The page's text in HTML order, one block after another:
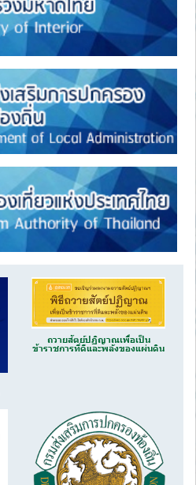
ถวายสัตย์ปฏิญาณเพื่อเป็น
ข้าราชการที่ดีและพลังของแผ่นดิน